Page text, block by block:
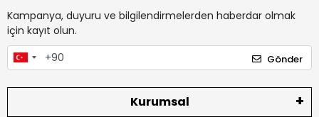
Kampanya, duyuru ve bilgilendirmelerden haberdar olmak
için kayıt olun.
Gönder
Kurumsal